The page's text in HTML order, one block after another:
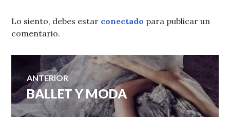
Lo siento, debes estar conectado para publicar un
comentario.
Navegación
de
ANTERIOR
Entrada
anterior:
BALLET Y MODA